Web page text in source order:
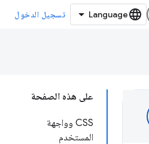
تسجيل الدخول
على هذه الصفحة
CSS وواجهة
المستخدم